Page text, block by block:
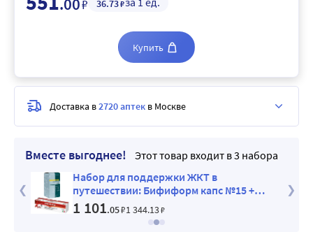
Вместе выгоднее!
Этот товар входит в 3 набора
Набор для поддержки ЖКТ в
путешествии: Бифиформ капс №15 +
Полисорб пор д/сусп 3г №10
1 101.05₽1 344.13₽
.00₽ 36.73₽
Купить
Доставка в2720 аптек в Москве